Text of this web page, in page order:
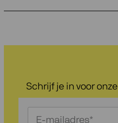
Schrijf je in voor
Schrijf